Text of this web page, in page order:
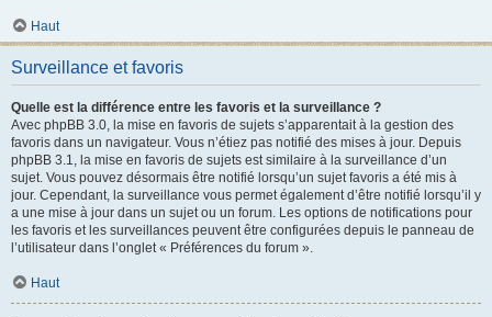
Haut
Surveillance et favoris
Quelle est la différence entre les favoris et la surveillance ?
Avec phpBB 3.0, la mise en favoris de sujets s’apparentait à la gestion des
favoris dans un navigateur. Vous n’étiez pas notifié des mises à jour. Depuis
phpBB 3.1, la mise en favoris de sujets est similaire à la surveillance d’un
sujet. Vous pouvez désormais être notifié lorsqu’un sujet favoris a été mis à
jour. Cependant, la surveillance vous permet également d’être notifié lorsqu’il y
a une mise à jour dans un sujet ou un forum. Les options de notifications pour
les favoris et les surveillances peuvent être configurées depuis le panneau de
l’utilisateur dans l’onglet « Préférences du forum ».
Haut